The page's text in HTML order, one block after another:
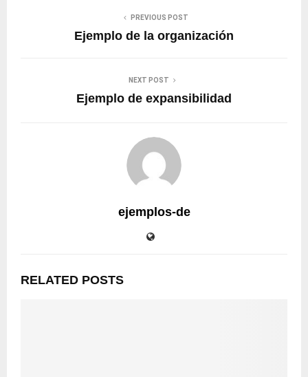
PREVIOUS POST
Ejemplo de la organización
NEXT POST
Ejemplo de expansibilidad
ejemplos-de
RELATED POSTS